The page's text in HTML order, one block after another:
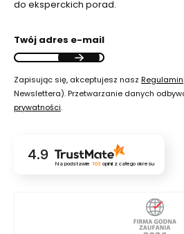
do eksperckich porad.
Twój adres e-mail
Zapisując się, akceptujesz nasz Regulamin
Newslettera). Przetwarzanie danych
prywatności.
4.9
Na podstawie 103 opinii z całego okresu